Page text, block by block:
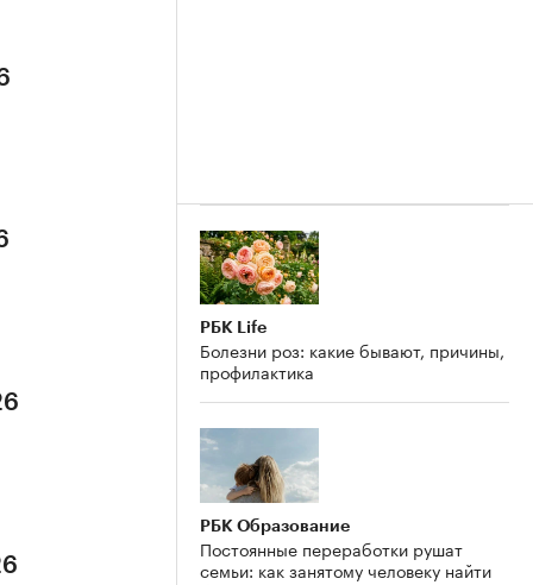
РБК Life
Болезни роз: какие бывают, причины,
профилактика
РБК Образование
Постоянные переработки рушат
семьи: как занятому человеку найти